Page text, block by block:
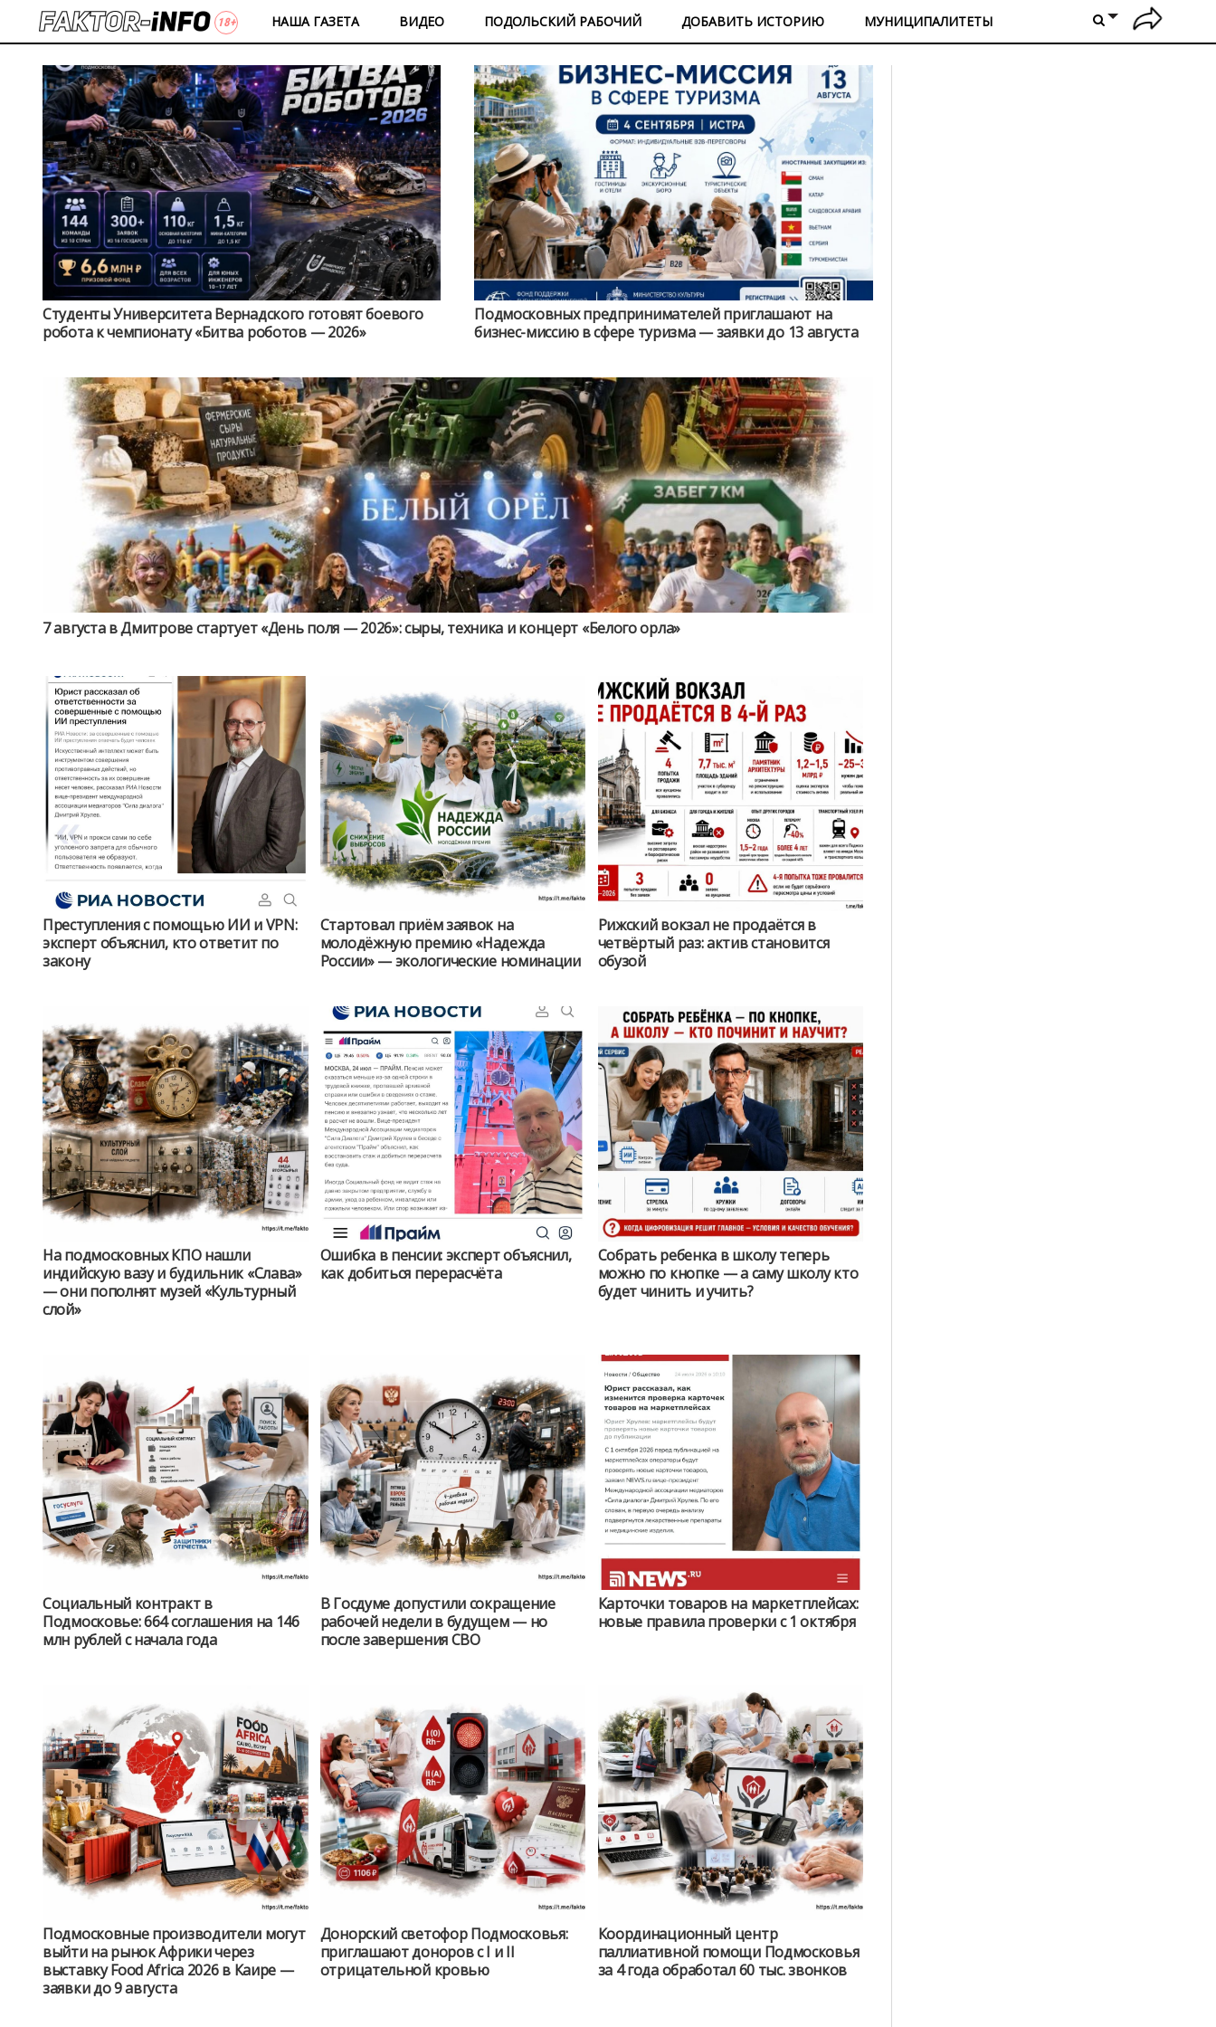
НАША ГАЗЕТА ВИДЕО ПОДОЛЬСКИЙ РАБОЧИЙ ДОБАВИТЬ ИСТОРИЮ МУНИЦИПАЛИТЕТЫ
Студенты Университета Вернадского готовят боевого
робота к чемпионату «Битва роботов — 2026»
Подмосковных предпринимателей приглашают на
бизнес-миссию в сфере туризма — заявки до 13 августа
7 августа в Дмитрове стартует «День поля — 2026»: сыры, техника и концерт «Белого орла»
Преступления с помощью ИИ и VPN:
эксперт объяснил, кто ответит по
закону
Стартовал приём заявок на
молодёжную премию «Надежда
России» — экологические номинации
Рижский вокзал не продаётся в
четвёртый раз: актив становится
обузой
На подмосковных КПО нашли
индийскую вазу и будильник «Слава»
— они пополнят музей «Культурный
слой»
Ошибка в пенсии: эксперт объяснил,
как добиться перерасчёта
Собрать ребенка в школу теперь
можно по кнопке — а саму школу кто
будет чинить и учить?
Социальный контракт в
Подмосковье: 664 соглашения на 146
млн рублей с начала года
В Госдуме допустили сокращение
рабочей недели в будущем — но
после завершения СВО
Карточки товаров на маркетплейсах:
новые правила проверки с 1 октября
Подмосковные производители могут
выйти на рынок Африки через
выставку Food Africa 2026 в Каире —
заявки до 9 августа
Донорский светофор Подмосковья:
приглашают доноров с I и II
отрицательной кровью
Координационный центр
паллиативной помощи Подмосковья
за 4 года обработал 60 тыс. звонков